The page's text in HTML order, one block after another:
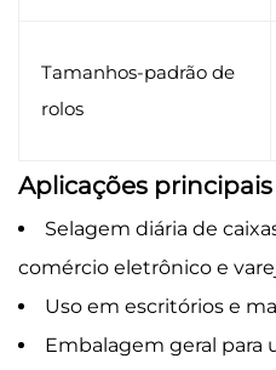
Tamanhos-padrão de
rolos
Aplicações principais
Selagem diária de
comércio eletrônico e
Uso em escritórios e
Embalagem geral para